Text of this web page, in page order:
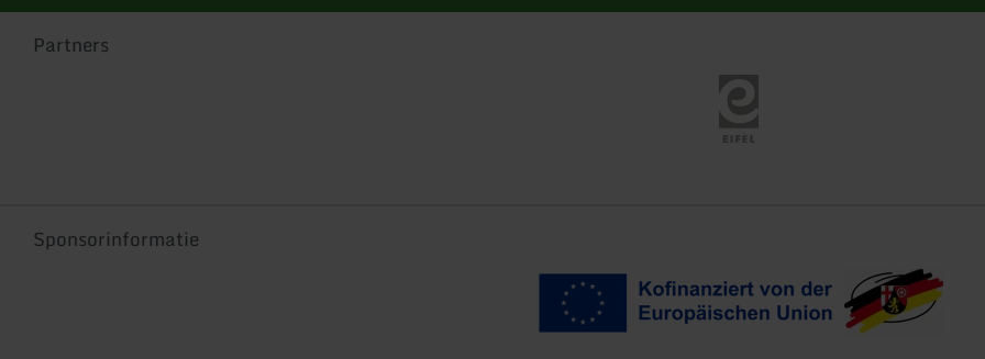
Partners
Eifel Tourismus
Sponsorinformatie
Kofinanziert von der EU Landeswappen